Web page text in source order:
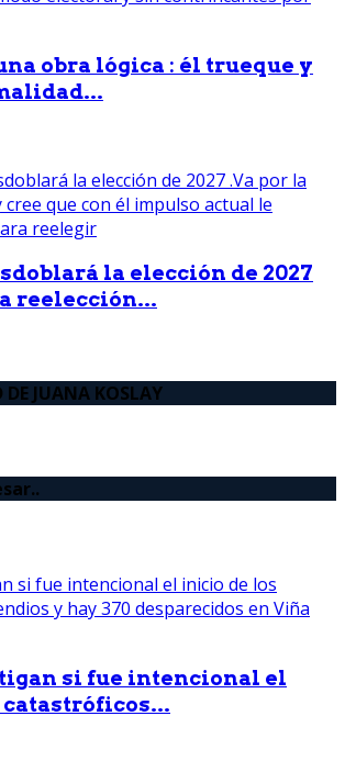
obra lógica : él trueque y
la elección de 2027
reelección...
JUANA KOSLAY
si fue intencional el